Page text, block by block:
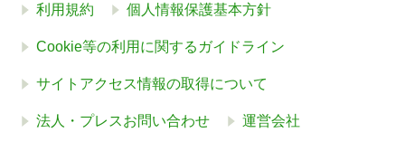
利用規約 個人情報保護基本方針
Cookie等の利用に関するガイドライン
サイトアクセス情報の取得について
法人・プレスお問い合わせ 運営会社